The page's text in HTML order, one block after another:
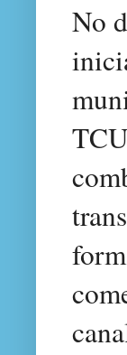
No